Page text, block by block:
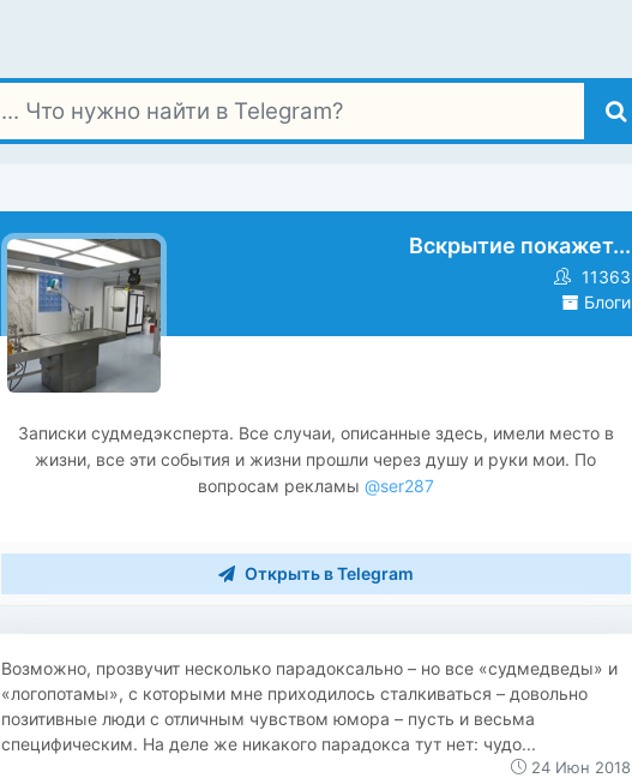
Вскрытие покажет...
11363
Блоги
Записки судмедэксперта. Все случаи, описанные здесь, имели место в
жизни, все эти события и жизни прошли через душу и руки мои. По
вопросам рекламы @ser287
Открыть в Telegram
Возможно, прозвучит несколько парадоксально – но все «судмедведы» и
«логопотамы», с которыми мне приходилось сталкиваться – довольно
позитивные люди с отличным чувством юмора – пусть и весьма
специфическим. На деле же никакого парадокса тут нет: чудо...
24 Июн 2018